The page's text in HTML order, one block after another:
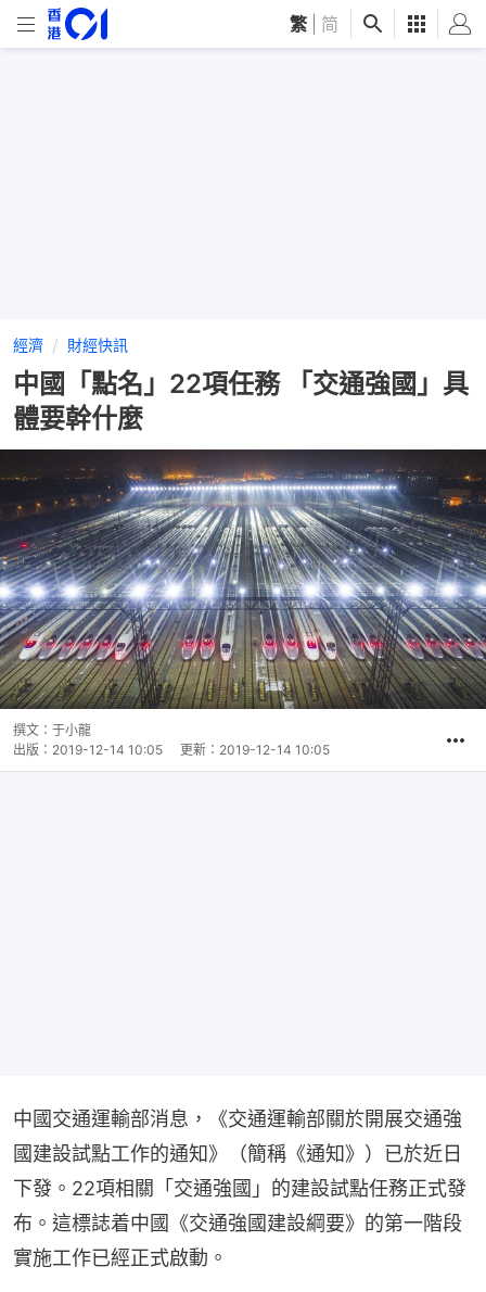
繁 简
經濟 財經快訊
中國「點名」22項任務 「交通強國」具
體要幹什麼
撰文： 于小龍
出版： 2019-12-14 10:05 更新： 2019-12-14 10:05
中國交通運輸部消息，《交通運輸部關於開展交通強
國建設試點工作的通知》（簡稱《通知》）已於近日
下發。22項相關「交通強國」的建設試點任務正式發
布。這標誌着中國《交通強國建設綱要》的第一階段
實施工作已經正式啟動。